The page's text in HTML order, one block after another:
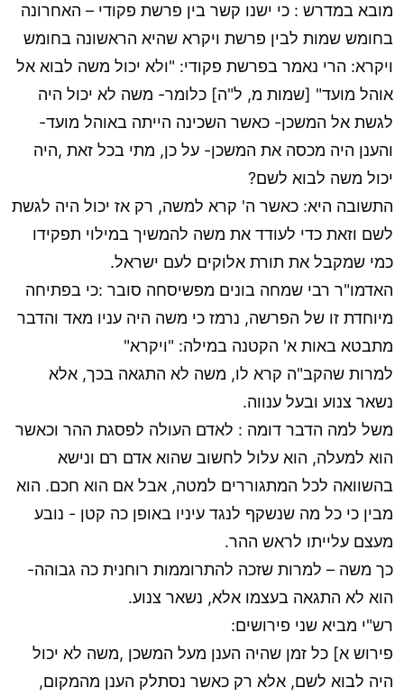
מובא במדרש : כי ישנו קשר בין פרשת פקודי – האחרונה
בחומש שמות לבין פרשת ויקרא שהיא הראשונה בחומש
ויקרא: הרי נאמר בפרשת פקודי: "ולא יכול משה לבוא אל
אוהל מועד" [שמות מ, ל"ה] כלומר- משה לא יכול היה
לגשת אל המשכן- כאשר השכינה הייתה באוהל מועד-
והענן היה מכסה את המשכן- על כן, מתי בכל זאת ,היה
יכול משה לבוא לשם?
התשובה היא: כאשר ה' קרא למשה, רק אז יכול היה לגשת
לשם וזאת כדי לעודד את משה להמשיך במילוי תפקידו
כמי שמקבל את תורת אלוקים לעם ישראל.
האדמו"ר רבי שמחה בונים מפשיסחה סובר :כי בפתיחה
מיוחדת זו של הפרשה, נרמז כי משה היה עניו מאד והדבר
מתבטא באות א' הקטנה במילה: "ויקרא"
למרות שהקב"ה קרא לו, משה לא התגאה בכך, אלא
נשאר צנוע ובעל ענווה.
משל למה הדבר דומה : לאדם העולה לפסגת ההר וכאשר
הוא למעלה, הוא עלול לחשוב שהוא אדם רם ונישא
בהשוואה לכל המתגוררים למטה, אבל אם הוא חכם. הוא
מבין כי כל מה שנשקף לנגד עיניו באופן כה קטן - נובע
מעצם עלייתו לראש ההר.
כך משה – למרות שזכה להתרוממות רוחנית כה גבוהה-
הוא לא התגאה בעצמו אלא, נשאר צנוע.
רש"י מביא שני פירושים:
פירוש א] כל זמן שהיה הענן מעל המשכן ,משה לא יכול
היה לבוא לשם, אלא רק כאשר נסתלק הענן מהמקום,